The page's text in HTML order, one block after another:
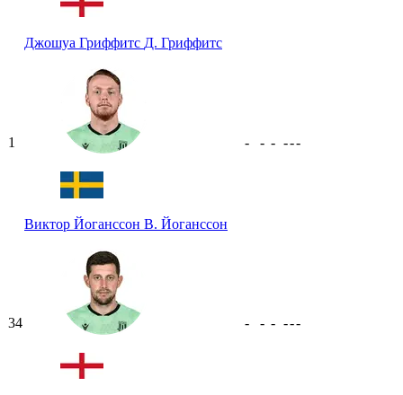
Джошуа Гриффитс Д. Гриффитс
1
Виктор Йоганссон В. Йоганссон
- - - ---
34 - - - ---